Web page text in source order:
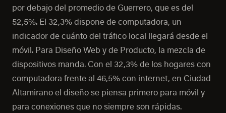
por debajo del promedio de Guerrero, que es del
52,5%. El 32,3% dispone de computadora, un
indicador de cuánto del tráfico local llegará desde el
móvil. Para Diseño Web y de Producto, la mezcla de
dispositivos manda. Con el 32,3% de los hogares con
computadora frente al 46,5% con internet, en Ciudad
Altamirano el diseño se piensa primero para móvil y
para conexiones que no siempre son rápidas.